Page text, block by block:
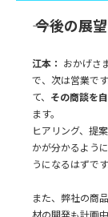
―― 今後の展
江本： おかげさ
で、次は営業で
て、 その商談を
ます。
ヒアリング、提
かが分かるよう
うになるはずです
また、弊社の商
材の開発も計画